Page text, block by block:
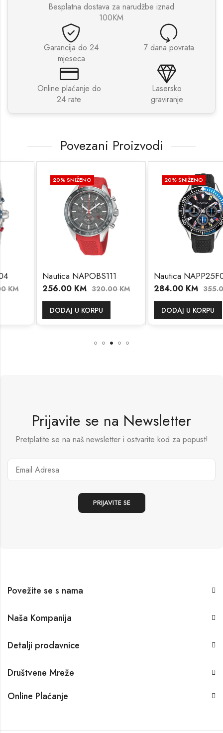
Besplatna dostava za narudžbe iznad
100KM
Garancija do 24
mjeseca
7 dana povrata
Online plaćanje do
24 rate
Lasersko
graviranje
Povezani Proizvodi
% SNIŽENO
Nautica NAPOBS111
256.00KM 320.00KM
DODAJ U KORPU
% SNIŽENO
Nautica NAPP25F09
284.00KM 355.00KM
DODAJ U KORPU
Prijavite se na Newsletter
Pretplatite se na naš newsletter i ostvarite kod za popust!
Povežite se s nama
Naša Kompanija
Detalji prodavnice
Društvene Mreže
Online Plaćanje